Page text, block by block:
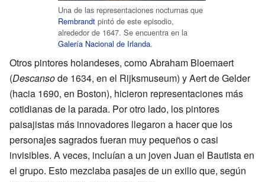
Una de las representaciones nocturnas que
Rembrandt pintó de este episodio,
alrededor de 1647. Se encuentra en la
Galería Nacional de Irlanda.
Otros pintores holandeses, como Abraham Bloemaert
(Descansode 1634, en el Rijksmuseum) y Aert de Gelder
(hacia 1690, en Boston), hicieron representaciones más
cotidianas de la parada. Por otro lado, los pintores
paisajistas más innovadores llegaron a hacer que los
personajes sagrados fueran muy pequeños o casi
invisibles. A veces, incluían a un joven Juan el Bautista en
el grupo. Esto mezclaba pasajes de un exilio que, según